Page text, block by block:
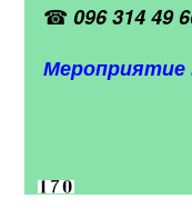
☎ 096 314 49
Мероприятие